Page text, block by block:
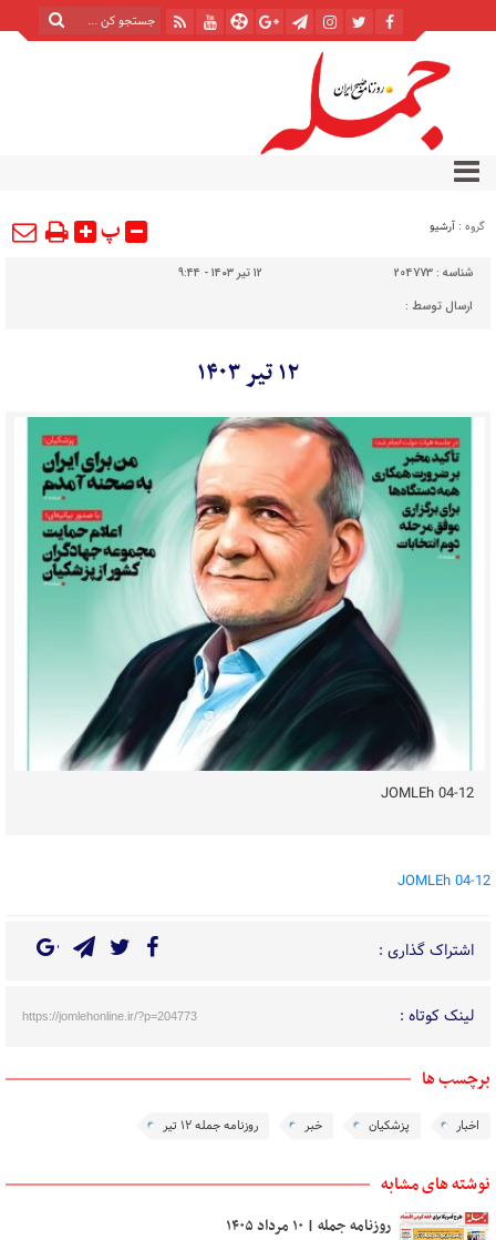
گروه : آرشیو پ
شناسه : 204773
۱۲ تیر ۱۴۰۳ - ۹:۴۴
ارسال توسط :
۱۲ تیر ۱۴۰۳
JOMLEh 04-12
JOMLEh 04-12
اشتراک گذاری :
لینک کوتاه : https://jomlehonline.ir/?p=204773
برچسب ها
اخبار پزشکیان خبر روزنامه جمله ۱۲ تیر
نوشته های مشابه
روزنامه جمله | ۱۰ مرداد ۱۴۰۵